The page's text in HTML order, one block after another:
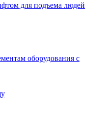
для подъема людей
оборудования с